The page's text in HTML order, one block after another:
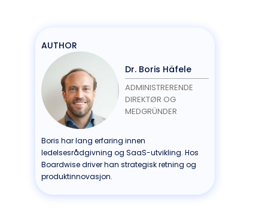
AUTHOR
Dr. Boris Häfele
ADMINISTRERENDE
DIREKTØR OG
MEDGRÜNDER
Boris har lang erfaring innen
ledelsesrådgivning og SaaS-utvikling. Hos
Boardwise driver han strategisk retning og
produktinnovasjon.